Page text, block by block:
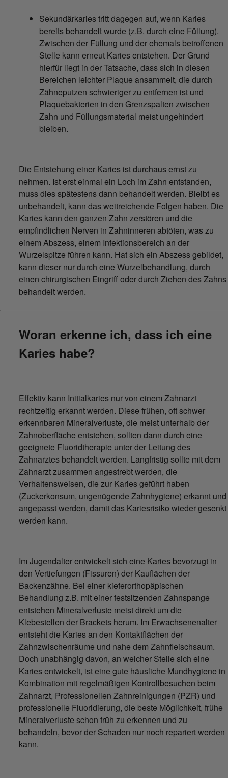
Sekundärkaries tritt dagegen auf, wenn Karies
bereits behandelt wurde (z.B. durch eine Füllung).
Zwischen der Füllung und der ehemals betroffenen
Stelle kann erneut Karies entstehen. Der Grund
hierfür liegt in der Tatsache, dass sich in diesen
Bereichen leichter Plaque ansammelt, die durch
Zähneputzen schwieriger zu entfernen ist und
Plaquebakterien in den Grenzspalten zwischen
Zahn und Füllungsmaterial meist ungehindert
bleiben.
Die Entstehung einer Karies ist durchaus ernst zu
nehmen. Ist erst einmal ein Loch im Zahn entstanden,
muss dies spätestens dann behandelt werden. Bleibt es
unbehandelt, kann das weitreichende Folgen haben. Die
Karies kann den ganzen Zahn zerstören und die
empfindlichen Nerven in Zahninneren abtöten, was zu
einem Abszess, einem Infektionsbereich an der
Wurzelspitze führen kann. Hat sich ein Abszess gebildet,
kann dieser nur durch eine Wurzelbehandlung, durch
einen chirurgischen Eingriff oder durch Ziehen des Zahns
behandelt werden.
Woran erkenne ich, dass ich eine
Karies habe?
Effektiv kann Initialkaries nur von einem Zahnarzt
rechtzeitig erkannt werden. Diese frühen, oft schwer
erkennbaren Mineralverluste, die meist unterhalb der
Zahnoberfläche entstehen, sollten dann durch eine
geeignete Fluoridtherapie unter der Leitung des
Zahnarztes behandelt werden. Langfristig sollte mit dem
Zahnarzt zusammen angestrebt werden, die
Verhaltensweisen, die zur Karies geführt haben
(Zuckerkonsum, ungenügende Zahnhygiene) erkannt und
angepasst werden, damit das Kariesrisiko wieder gesenkt
werden kann.
Im Jugendalter entwickelt sich eine Karies bevorzugt in
den Vertiefungen (Fissuren) der Kauflächen der
Backenzähne. Bei einer kieferorthopäpischen
Behandlung z.B. mit einer festsitzenden Zahnspange
entstehen Mineralverluste meist direkt um die
Klebestellen der Brackets herum. Im Erwachsenenalter
entsteht die Karies an den Kontaktflächen der
Zahnzwischenräume und nahe dem Zahnfleischsaum.
Doch unabhängig davon, an welcher Stelle sich eine
Karies entwickelt, ist eine gute häusliche Mundhygiene in
Kombination mit regelmäßigen Kontrollbesuchen beim
Zahnarzt, Professionellen Zahnreinigungen (PZR) und
professionelle Fluoridierung, die beste Möglichkeit, frühe
Mineralverluste schon früh zu erkennen und zu
behandeln, bevor der Schaden nur noch repariert werden
kann.